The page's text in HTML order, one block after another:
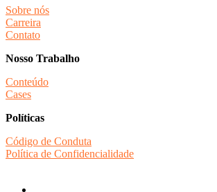
Sobre nós
Carreira
Contato
Nosso Trabalho
Conteúdo
Cases
Políticas
Código de Conduta
Política de Confidencialidade